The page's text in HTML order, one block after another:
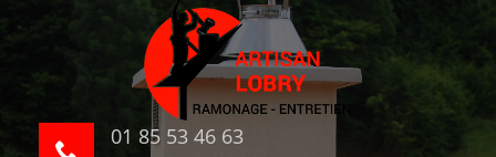
01 85 53 46 63